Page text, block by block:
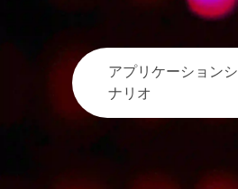
アプリケーションシ
ナリオ